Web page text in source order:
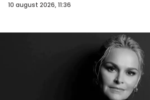
10 august 2026, 11:36